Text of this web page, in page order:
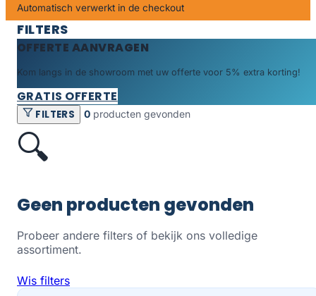
Automatisch verwerkt in de checkout
FILTERS
OFFERTE AANVRAGEN
Kom langs in de showroom met uw offerte voor 5% extra korting!
GRATIS OFFERTE
FILTERS 0 producten gevonden
🔍
Geen producten gevonden
Probeer andere filters of bekijk ons volledige
assortiment.
Wis filters